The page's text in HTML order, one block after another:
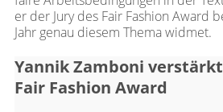
Yannik Zamboni
Fair Fashion Award